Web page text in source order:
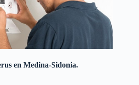
en Medina-Sidonia.